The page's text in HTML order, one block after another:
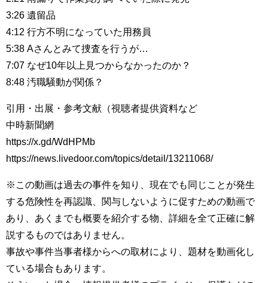
3:26 遺留品
4:12 行方不明になっていた用務員
5:38 Aさんとみて捜査を行うが…
7:07 なぜ10年以上見つからなかったのか？
8:48 汚職騒動が関係？
引用・出展・参考文献（視聴者提供資料など
中時新聞網
https://x.gd/WdHPMb
https://news.livedoor.com/topics/detail/13211068/
※この動画は過去の事件を知り、現在でも同じことが発生
する危険性を再認識、関与しないように促すための動画で
あり、あくまでも概要を紹介する物、詳細を全て正確に解
説するものではありません。
事故や事件当事者様からへの取材により、題材を動画化し
ている場合もあります。